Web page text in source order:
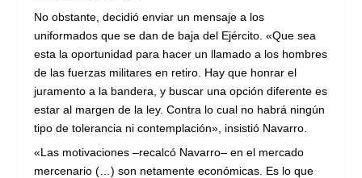
No obstante, decidió enviar un mensaje a los
uniformados que se dan de baja del Ejército. «Que sea
esta la oportunidad para hacer un llamado a los hombres
de las fuerzas militares en retiro. Hay que honrar el
juramento a la bandera, y buscar una opción diferente es
estar al margen de la ley. Contra lo cual no habrá ningún
tipo de tolerancia ni contemplación», insistió Navarro.
«Las motivaciones –recalcó Navarro– en el mercado
mercenario (…) son netamente económicas. Es lo que